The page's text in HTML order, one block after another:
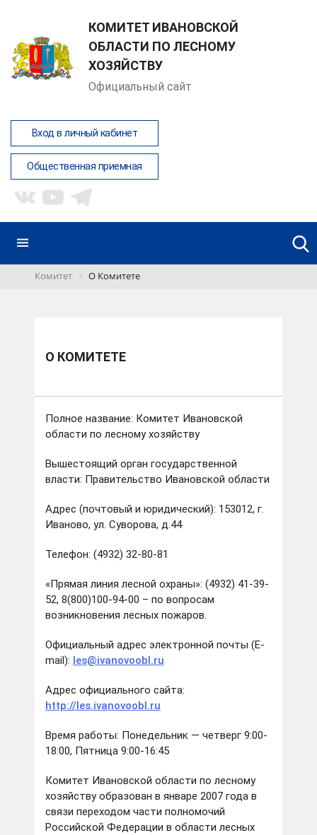
КОМИТЕТ ИВАНОВСКОЙ
ОБЛАСТИ ПО ЛЕСНОМУ
ХОЗЯЙСТВУ
Официальный сайт
Вход в личный кабинет
Общественная приемная
Комитет О Комитете
О КОМИТЕТЕ
Полное название: Комитет Ивановской
области по лесному хозяйству
Вышестоящий орган государственной
власти: Правительство Ивановской области
Адрес (почтовый и юридический): 153012, г.
Иваново, ул. Суворова, д.44
Телефон: (4932) 32-80-81
«Прямая линия лесной охраны»: (4932) 41-39-
52, 8(800)100-94-00 – по вопросам
возникновения лесных пожаров.
Официальный адрес электронной почты (E-
mail): les@ivanovoobl.ru
Адрес официального сайта:
http://les.ivanovoobl.ru
Время работы: Понедельник — четверг 9:00-
18:00, Пятница 9:00-16:45
Комитет Ивановской области по лесному
хозяйству образован в январе 2007 года в
связи переходом части полномочий
Российской Федерации в области лесных